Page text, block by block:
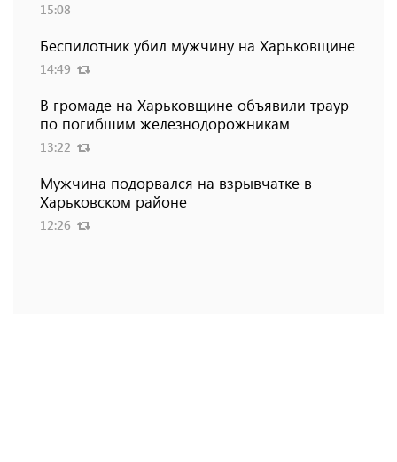
15:08
Беспилотник убил мужчину на Харьковщине
14:49
В громаде на Харьковщине объявили траур
по погибшим железнодорожникам
13:22
Мужчина подорвался на взрывчатке в
Харьковском районе
12:26